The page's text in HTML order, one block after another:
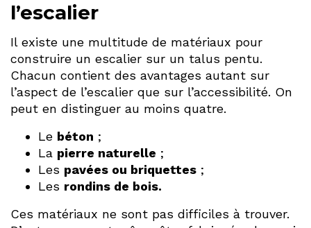
l’escalier
Il existe une multitude de matériaux pour
construire un escalier sur un talus pentu.
Chacun contient des avantages autant sur
l’aspect de l’escalier que sur l’accessibilité. On
peut en distinguer au moins quatre.
Le béton ;
La pierre naturelle ;
Les pavées ou briquettes ;
Les rondins de bois.
Ces matériaux ne sont pas difficiles à trouver.